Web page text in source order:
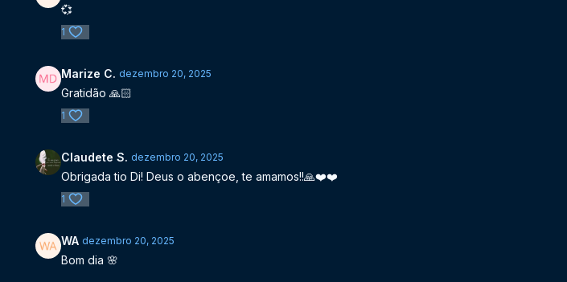
💞
1
Marize C. dezembro 20, 2025
Gratidão 🙏🏻
1
Claudete S. dezembro 20, 2025
Obrigada tio Di! Deus o abençoe, te amamos!!🙏❤️❤️
1
WA dezembro 20, 2025
Bom dia 🌸